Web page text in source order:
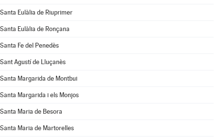
Santa Eulàlia de Riuprimer
Santa Eulàlia de Ronçana
Santa Fe del Penedès
Sant Agustí de Lluçanès
Santa Margarida de Montbui
Santa Margarida i els Monjos
Santa Maria de Besora
Santa Maria de Martorelles